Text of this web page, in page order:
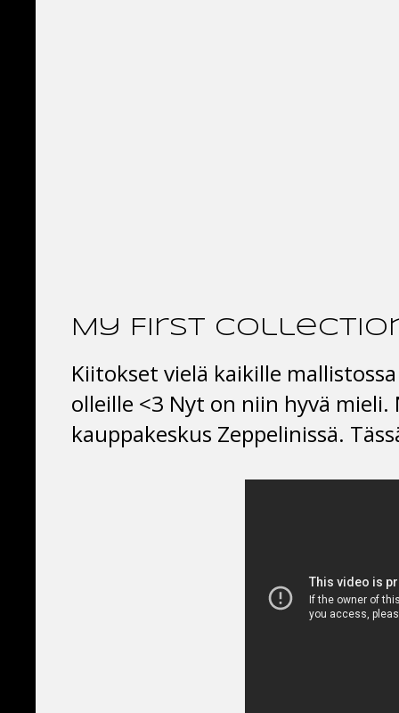
My First
Kiitokset vielä kaikille
olleille <3 Nyt on niin hyvä
kauppakeskus Zeppelinissä.